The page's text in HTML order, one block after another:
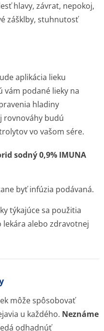
hlavy, závrat, nepokoj,
zášklby, stuhnutosť
aplikácia lieku
vám podané lieky na
hladiny
rovnováhy budú
vo vašom sére.
sodný 0,9% IMUNA
byť infúzia podávaná.
týkajúce sa použitia
alebo zdravotnej
môže spôsobovať
u každého. Neznáme
odhadnúť